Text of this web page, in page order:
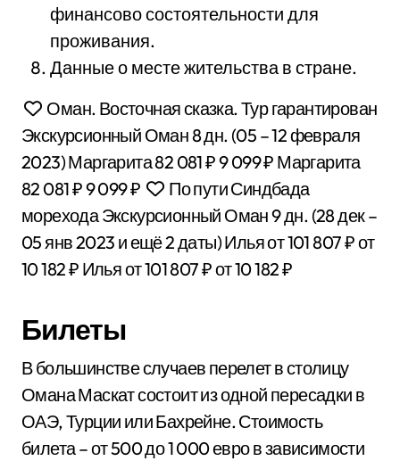
финансово состоятельности для
проживания.
Данные о месте жительства в стране.
Оман. Восточная сказка. Тур гарантирован
Экскурсионный Оман8 дн. (05 – 12 февраля
2023)Маргарита82 081 ₽9 099 ₽ Маргарита
82 081 ₽9 099 ₽
По пути Синдбада
морехода Экскурсионный Оман9 дн. (28 дек –
05 янв 2023 и ещё 2 даты)Ильяот 101 807 ₽от
10 182 ₽ Ильяот 101 807 ₽от 10 182 ₽
Билеты
В большинстве случаев перелет в столицу
Омана Маскат состоит из одной пересадки в
ОАЭ, Турции или Бахрейне. Стоимость
билета – от 500 до 1 000 евро в зависимости